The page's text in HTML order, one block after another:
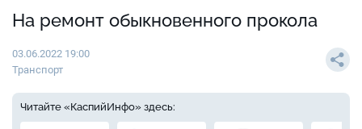
На ремонт обыкновенного прокола
03.06.2022 19:00
Транспорт
Читайте «КаспийИнфо» здесь: